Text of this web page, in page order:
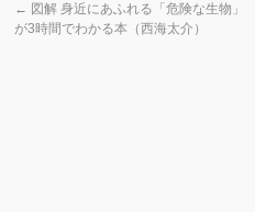
← 図解 身近にあふれる「危険な生物」
が3時間でわかる本（西海太介）